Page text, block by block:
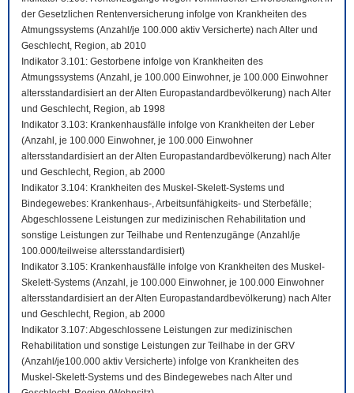
der Gesetzlichen Rentenversicherung infolge von Krankheiten des
Atmungssystems (Anzahl/je 100.000 aktiv Versicherte) nach Alter und
Geschlecht, Region, ab 2010
Indikator 3.101: Gestorbene infolge von Krankheiten des
Atmungssystems (Anzahl, je 100.000 Einwohner, je 100.000 Einwohner
altersstandardisiert an der Alten Europastandardbevölkerung) nach Alter
und Geschlecht, Region, ab 1998
Indikator 3.103: Krankenhausfälle infolge von Krankheiten der Leber
(Anzahl, je 100.000 Einwohner, je 100.000 Einwohner
altersstandardisiert an der Alten Europastandardbevölkerung) nach Alter
und Geschlecht, Region, ab 2000
Indikator 3.104: Krankheiten des Muskel-Skelett-Systems und
Bindegewebes: Krankenhaus-, Arbeitsunfähigkeits- und Sterbefälle;
Abgeschlossene Leistungen zur medizinischen Rehabilitation und
sonstige Leistungen zur Teilhabe und Rentenzugänge (Anzahl/je
100.000/teilweise altersstandardisiert)
Indikator 3.105: Krankenhausfälle infolge von Krankheiten des Muskel-
Skelett-Systems (Anzahl, je 100.000 Einwohner, je 100.000 Einwohner
altersstandardisiert an der Alten Europastandardbevölkerung) nach Alter
und Geschlecht, Region, ab 2000
Indikator 3.107: Abgeschlossene Leistungen zur medizinischen
Rehabilitation und sonstige Leistungen zur Teilhabe in der GRV
(Anzahl/je100.000 aktiv Versicherte) infolge von Krankheiten des
Muskel-Skelett-Systems und des Bindegewebes nach Alter und